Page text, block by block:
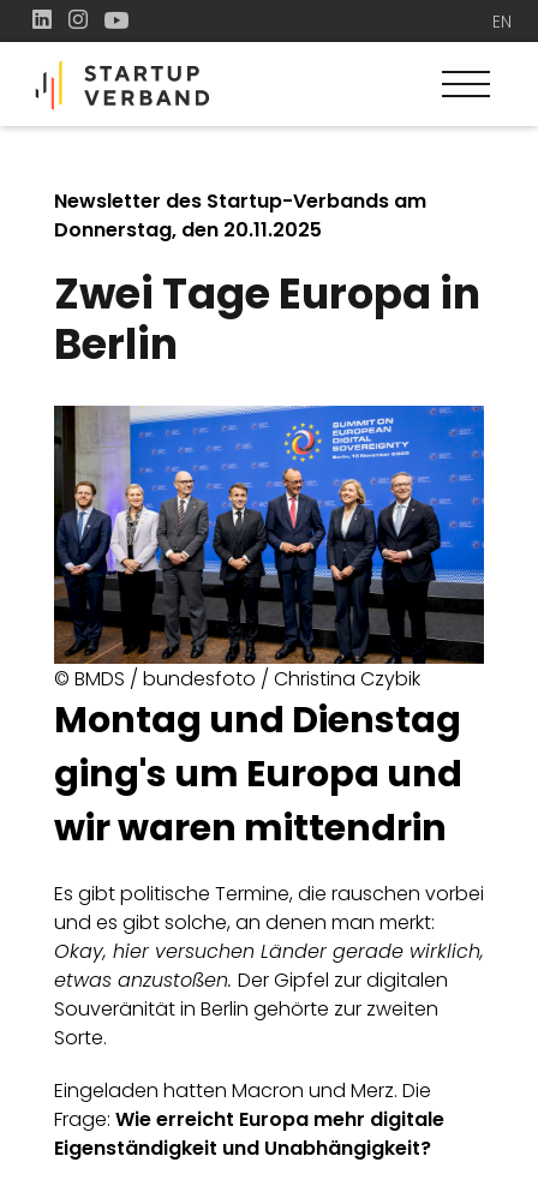
EN
Newsletter des Startup-Verbands am
Donnerstag, den 20.11.2025
Zwei Tage Europa in
Berlin
© BMDS / bundesfoto / Christina Czybik
Montag und Dienstag
ging's um Europa und
wir waren mittendrin
Es gibt politische Termine, die rauschen vorbei
und es gibt solche, an denen man merkt:
Okay, hier versuchen Länder gerade wirklich,
etwas anzustoßen. Der Gipfel zur digitalen
Souveränität in Berlin gehörte zur zweiten
Sorte.
Eingeladen hatten Macron und Merz. Die
Frage: Wie erreicht Europa mehr digitale
Eigenständigkeit und Unabhängigkeit?